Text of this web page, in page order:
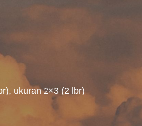
ukuran 2×3 (2 lbr)